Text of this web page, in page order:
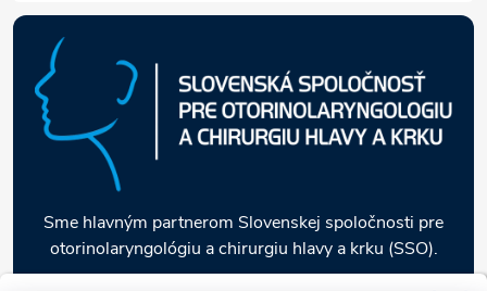
Sme hlavným partnerom Slovenskej spoločnosti pre
otorinolaryngológiu a chirurgiu hlavy a krku (SSO).